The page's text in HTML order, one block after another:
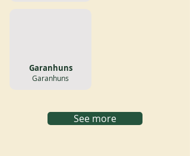
Garanhuns
Garanhuns
See more